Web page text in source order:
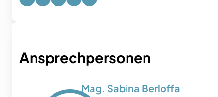
Ansprechpersonen
Mag. Sabina Berloffa